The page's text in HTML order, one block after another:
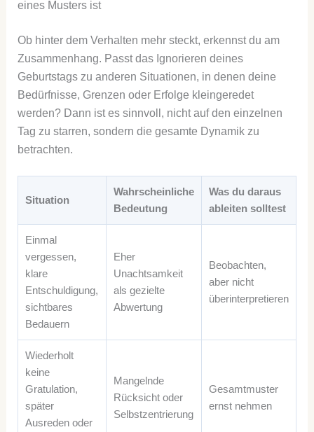
eines Musters ist
Ob hinter dem Verhalten mehr steckt, erkennst du am
Zusammenhang. Passt das Ignorieren deines
Geburtstags zu anderen Situationen, in denen deine
Bedürfnisse, Grenzen oder Erfolge kleingeredet
werden? Dann ist es sinnvoll, nicht auf den einzelnen
Tag zu starren, sondern die gesamte Dynamik zu
betrachten.
Situation
Wahrscheinliche
Bedeutung
Was du daraus
ableiten solltest
Einmal
vergessen,
klare
Entschuldigung,
sichtbares
Bedauern
Eher
Unachtsamkeit
als gezielte
Abwertung
Beobachten,
aber nicht
überinterpretieren
Wiederholt
keine
Gratulation,
später
Ausreden oder
Mangelnde
Rücksicht oder
Selbstzentrierung
Gesamtmuster
ernst nehmen